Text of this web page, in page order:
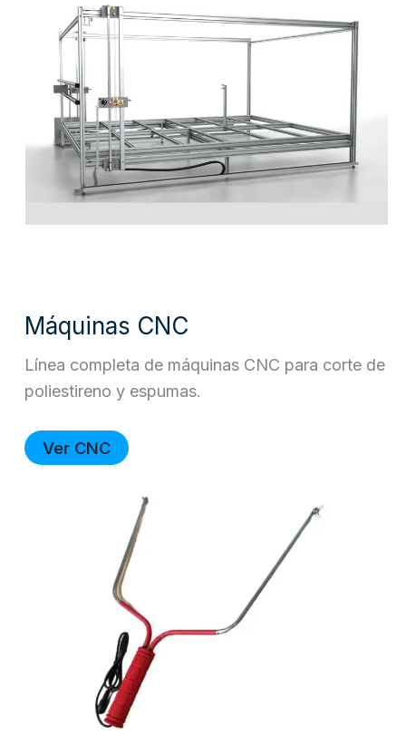
Máquinas CNC
Línea completa de máquinas CNC para corte de
poliestireno y espumas.
Ver CNC